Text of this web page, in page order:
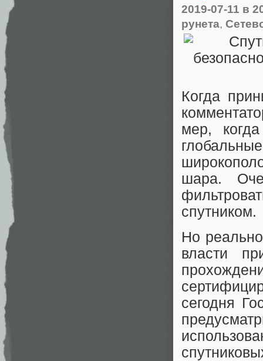
2019-07-11 в
рунета,
Когда
мер,
шара.
спутником.
Но
власти
сегодня